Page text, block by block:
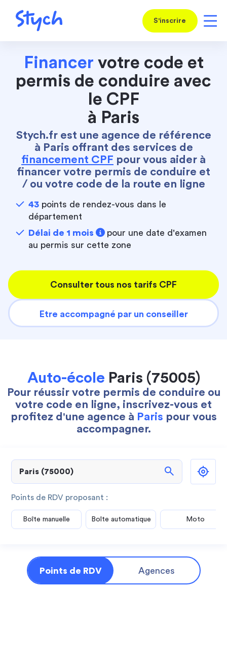
S'inscrire
Financer votre code et
permis de conduire avec
le CPF
à Paris
Stych.fr est une agence de référence
à Paris offrant des services de
financement CPF pour vous aider à
financer votre permis de conduire et
/ ou votre code de la route en ligne
43 points de rendez-vous dans le
département
Délai de 1 mois
pour une date d'examen
au permis sur cette zone
Consulter tous nos tarifs CPF
Etre accompagné par un conseiller
Auto-école Paris (75005)
Pour réussir votre permis de conduire ou
votre code en ligne, inscrivez-vous et
profitez d'une agence à Paris pour vous
accompagner.
search
Points de RDV proposant :
Boîte manuelle Boîte automatique Moto
Points de RDV Agences